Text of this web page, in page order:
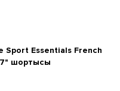
Sport Essentials French
шортысы